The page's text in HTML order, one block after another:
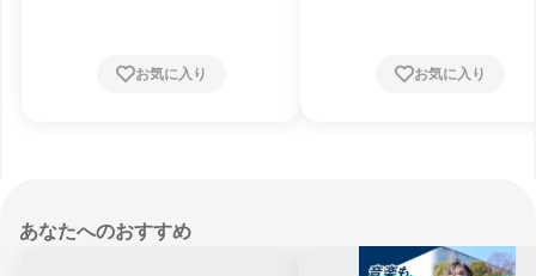
お気に入り お気に入り
あなたへのおすすめ